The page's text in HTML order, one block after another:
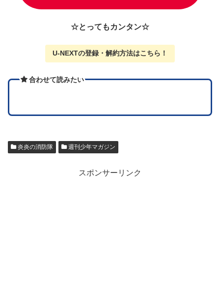
☆とってもカンタン☆
U-NEXTの登録・解約方法はこちら ！
合わせて読みたい
炎炎の消防隊 週刊少年マガジン
スポンサーリンク